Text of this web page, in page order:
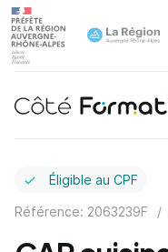
Éligible au CPF
Référence: 2063239F /